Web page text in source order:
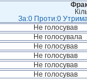
За:0 Проти:0
Не голосував
Не голосувала
Не голосував
Не голосував
Не голосував
Не голосував